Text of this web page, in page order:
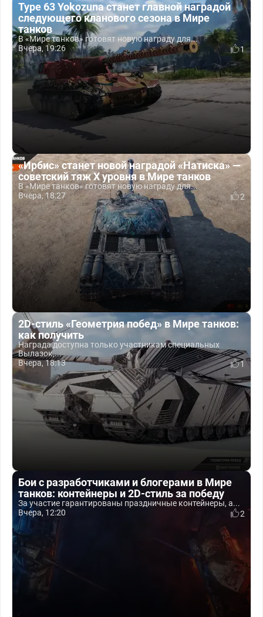
Type 63 Yokozuna станет главной наградой
следующего кланового сезона в Мире
танков
В «Мире танков» готовят новую награду для...
Вчера, 19:26
1
«Ирбис» станет новой наградой «Натиска» —
советский тяж X уровня в Мире танков
В «Мире танков» готовят новую награду для...
Вчера, 18:27
2
2D-стиль «Геометрия побед» в Мире танков:
как получить
Награда доступна только участникам специальных
Вылазок,...
Вчера, 18:13
1
Бои с разработчиками и блогерами в Мире
танков: контейнеры и 2D-стиль за победу
За участие гарантированы праздничные контейнеры, а...
Вчера, 12:20
2